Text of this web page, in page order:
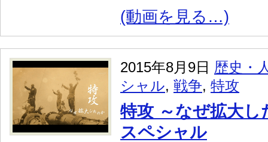
(動画を見る…)
2015年8月9日 歴史・
シャル, 戦争, 特攻
特攻 ～なぜ拡大し
スペシャル